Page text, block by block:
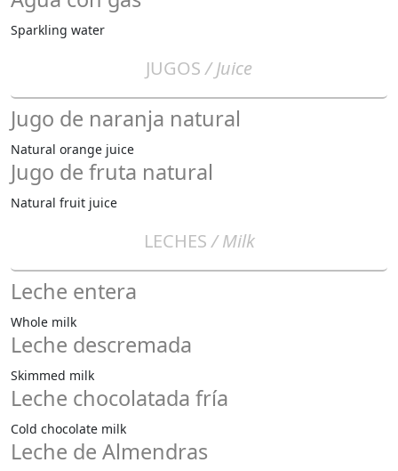
Sparkling water
JUGOS/ Juice
Jugo de naranja natural
Natural orange juice
Jugo de fruta natural
Natural fruit juice
LECHES/ Milk
Leche entera
Whole milk
Leche descremada
Skimmed milk
Leche chocolatada fría
Cold chocolate milk
Leche de Almendras